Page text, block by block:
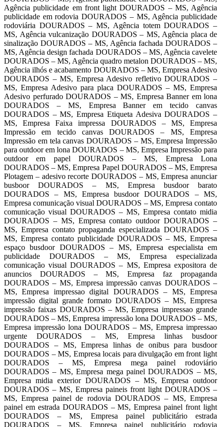
Agência publicidade em front light DOURADOS – MS, Agência
publicidade em rodovia DOURADOS – MS, Agência publicidade
rodoviária DOURADOS – MS, Agência totem DOURADOS –
MS, Agência vulcanização DOURADOS – MS, Agência placa de
sinalização DOURADOS – MS, Agência fachada DOURADOS –
MS, Agência design fachada DOURADOS – MS, Agência cavelete
DOURADOS – MS, Agência quadro metalon DOURADOS – MS,
Agência ilhós e acabamento DOURADOS – MS, Empresa Adesivo
DOURADOS – MS, Empresa Adesivo refletivo DOURADOS –
MS, Empresa Adesivo para placa DOURADOS – MS, Empresa
Adesivo perfurado DOURADOS – MS, Empresa Banner em lona
DOURADOS – MS, Empresa Banner em tecido canvas
DOURADOS – MS, Empresa Etiqueta Adesiva DOURADOS –
MS, Empresa Faixa impressa DOURADOS – MS, Empresa
Impressão em tecido canvas DOURADOS – MS, Empresa
Impressão em tela canvas DOURADOS – MS, Empresa Impressão
para outdoor em lona DOURADOS – MS, Empresa Impressão para
outdoor em papel DOURADOS – MS, Empresa Lona
DOURADOS – MS, Empresa Papel DOURADOS – MS, Empresa
Plotagem – adesivo recorte DOURADOS – MS, Empresa anunciar
busboor DOURADOS – MS, Empresa busdoor barato
DOURADOS – MS, Empresa busdoor DOURADOS – MS,
Empresa comunicação visual DOURADOS – MS, Empresa contato
comunicação visual DOURADOS – MS, Empresa contato midia
DOURADOS – MS, Empresa contato outdoor DOURADOS –
MS, Empresa contato propaganda especializada DOURADOS –
MS, Empresa contato publicidade DOURADOS – MS, Empresa
espaço busdoor DOURADOS – MS, Empresa especialista em
publicidade DOURADOS – MS, Empresa especializada
comunicação visual DOURADOS – MS, Empresa expositora de
anuncios DOURADOS – MS, Empresa faz propaganda
DOURADOS – MS, Empresa impressão canvas DOURADOS –
MS, Empresa impressao digital DOURADOS – MS, Empresa
impressão digital grande formato DOURADOS – MS, Empresa
impressão faixas DOURADOS – MS, Empresa impressao grande
DOURADOS – MS, Empresa impressão lona DOURADOS – MS,
Empresa impressão lona DOURADOS – MS, Empresa impressao
urgente DOURADOS – MS, Empresa linhas busdoor
DOURADOS – MS, Empresa linhas de onibus para busdoor
DOURADOS – MS, Empresa locais para divulgação em front light
DOURADOS – MS, Empresa mega painel rodoviário
DOURADOS – MS, Empresa mega painel DOURADOS – MS,
Empresa midia exterior DOURADOS – MS, Empresa outdoor
DOURADOS – MS, Empresa paineis front light DOURADOS –
MS, Empresa painel de rodovia DOURADOS – MS, Empresa
painel em estrada DOURADOS – MS, Empresa painel front light
DOURADOS – MS, Empresa painel publicitário estrada
DOURADOS – MS, Empresa painel publicitário rodovia